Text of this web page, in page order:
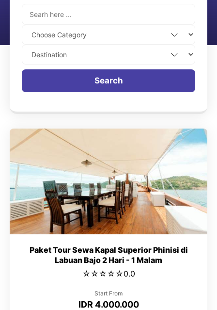
Search
Paket Tour Sewa Kapal Superior Phinisi di
Labuan Bajo 2 Hari - 1 Malam
☆ ☆ ☆ ☆ ☆0.0
Start From
IDR 4.000.000